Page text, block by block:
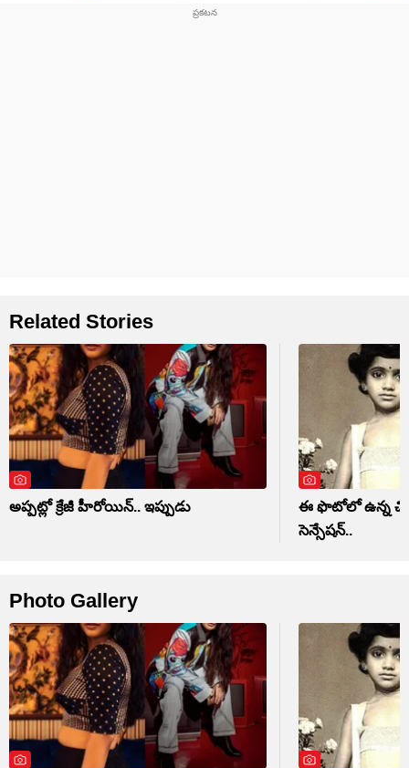
Related Stories
అప్పట్లో క్రేజీ హీరోయిన్.. ఇప్పుడు
ఈ ఫొటోలో ఉన్న
సెన్సేషన్..
Photo Gallery